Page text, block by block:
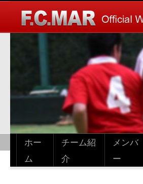
ホー
ム
チーム紹
介
メンバ
ー